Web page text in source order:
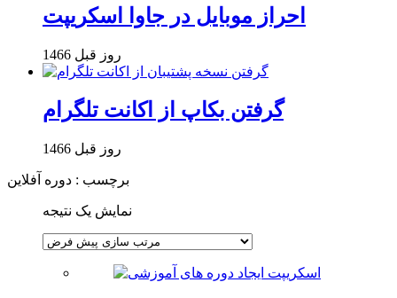
احراز موبایل در جاوا اسکریپت
1466 روز قبل
گرفتن بکاپ از اکانت تلگرام
1466 روز قبل
برچسب : دوره آفلاین
نمایش یک نتیجه